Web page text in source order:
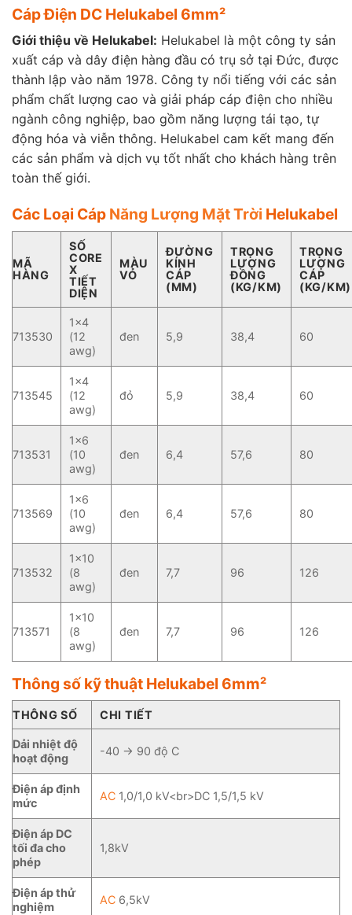
Cáp Điện DC Helukabel 6mm²
Giới thiệu về Helukabel: Helukabel là một công ty sản
xuất cáp và dây điện hàng đầu có trụ sở tại Đức, được
thành lập vào năm 1978. Công ty nổi tiếng với các sản
phẩm chất lượng cao và giải pháp cáp điện cho nhiều
ngành công nghiệp, bao gồm năng lượng tái tạo, tự
động hóa và viễn thông. Helukabel cam kết mang đến
các sản phẩm và dịch vụ tốt nhất cho khách hàng trên
toàn thế giới.
Các Loại Cáp Năng Lượng Mặt Trời Helukabel
MÃ
HÀNG
SỐ
CORE
X
TIẾT
DIỆN
MÀU
VỎ
ĐƯỜNG
KÍNH
CÁP
(MM)
TRỌNG
LƯỢNG
ĐỒNG
(KG/KM)
TRỌNG
LƯỢNG
CÁP
(KG/KM)
713530
1×4
(12
awg)
đen 5,9 38,4 60
713545
1×4
(12
awg)
đỏ 5,9 38,4 60
713531
1×6
(10
awg)
đen 6,4 57,6 80
713569
1×6
(10
awg)
đen 6,4 57,6 80
713532
1×10
(8
awg)
đen 7,7 96 126
713571
1×10
(8
awg)
đen 7,7 96 126
Thông số kỹ thuật Helukabel 6mm²
THÔNG SỐ CHI TIẾT
Dải nhiệt độ
hoạt động
-40 -> 90 độ C
Điện áp định
mức
AC 1,0/1,0 kV<br>DC 1,5/1,5 kV
Điện áp DC
tối đa cho
phép
1,8kV
Điện áp thử
nghiệm
AC 6,5kV